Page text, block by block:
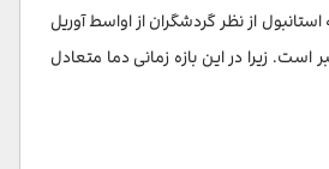
از نظر گردشگران از اواسط آوریل
است. زیرا در این بازه زمانی دما متعادل